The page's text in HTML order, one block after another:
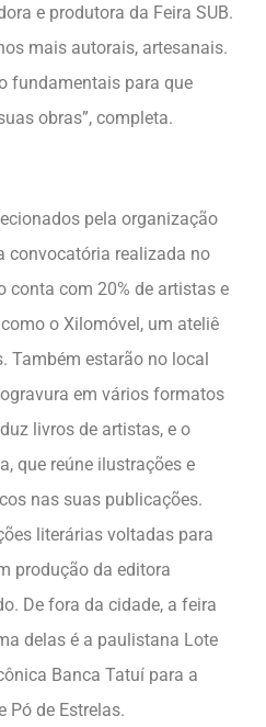
e produtora da Feira SUB.
mais autorais, artesanais.
fundamentais para que
obras”, completa.
pela organização
convocatória realizada no
conta com 20% de artistas e
o Xilomóvel, um ateliê
Também estarão no local
em vários formatos
livros de artistas, e o
que reúne ilustrações e
nas suas publicações.
literárias voltadas para
produção da editora
De fora da cidade, a feira
delas é a paulistana Lote
Banca Tatuí para a
Pó de Estrelas.